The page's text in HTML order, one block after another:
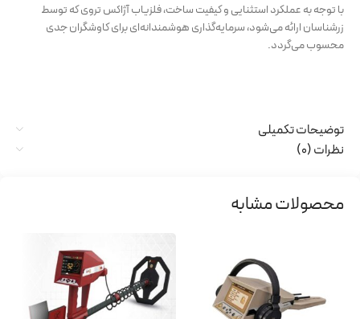
با توجه به عملکرد استثنایی و کیفیت ساخت، فلزیاب آژاکس تروی که توسط
زرشناسان ارائه می‌شود، سرمایه‌گذاری هوشمندانه‌ای برای کاوشگران جدی
محسوب می‌گردد.
توضیحات تکمیلی
نظرات (0)
محصولات مشابه